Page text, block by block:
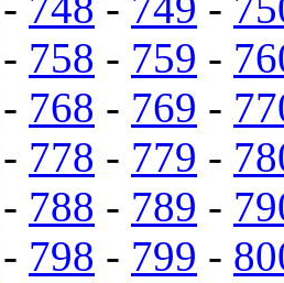
- 758 - 759 -
- 768 - 769 -
- 778 - 779 -
- 788 - 789 -
- 798 - 799 -